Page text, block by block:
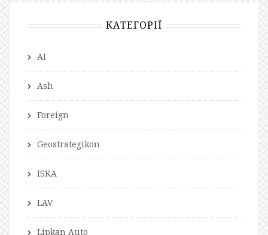
КАТЕГОРІЇ
AI
Ash
Foreign
Geostrategikon
ISKA
LAV
Lipkan Auto